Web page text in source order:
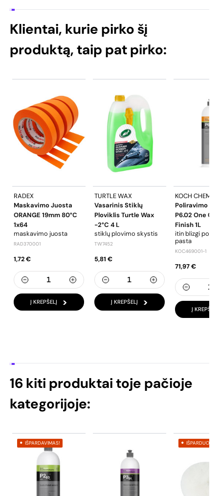
Klientai, kurie pirko šį
produktą, taip pat pirko:
RADEX
Maskavimo Juosta
ORANGE 19mm 80°C
1x64
maskavimo juosta
RAD370001
1,72 €
Į KREPŠELĮ
TURTLE WAX
Vasarinis Stiklų
Ploviklis Turtle Wax
-2°C 4 L
stiklų plovimo skystis
TW7452
5,81 €
Į KREPŠELĮ
KOCH CHEMIE
Poliravimo
P6.02 One
Finish 1L
itin blizgi
pasta
KOC469001-1
71,97 €
Į KREPŠELĮ
16 kiti produktai toje pačioje
kategorijoje:
IŠPARDAVIMAS! IŠPARDUOTA